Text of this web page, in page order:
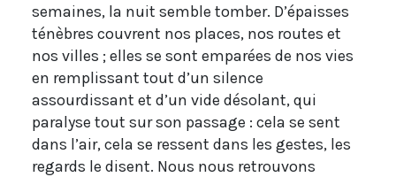
semaines, la nuit semble tomber. D’épaisses
ténèbres couvrent nos places, nos routes et
nos villes ; elles se sont emparées de nos vies
en remplissant tout d’un silence
assourdissant et d’un vide désolant, qui
paralyse tout sur son passage : cela se sent
dans l’air, cela se ressent dans les gestes, les
regards le disent. Nous nous retrouvons